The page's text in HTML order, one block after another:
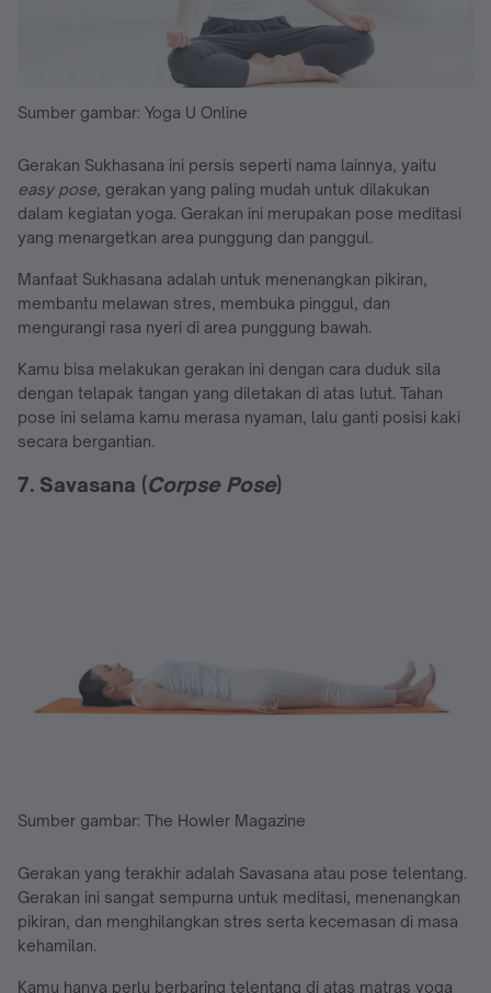
Sumber gambar: Yoga U Online
Gerakan Sukhasana ini persis seperti nama lainnya, yaitu
easy pose, gerakan yang paling mudah untuk dilakukan
dalam kegiatan yoga. Gerakan ini merupakan pose meditasi
yang menargetkan area punggung dan panggul.
Manfaat Sukhasana adalah untuk menenangkan pikiran,
membantu melawan stres, membuka pinggul, dan
mengurangi rasa nyeri di area punggung bawah.
Kamu bisa melakukan gerakan ini dengan cara duduk sila
dengan telapak tangan yang diletakan di atas lutut. Tahan
pose ini selama kamu merasa nyaman, lalu ganti posisi kaki
secara bergantian.
7. Savasana (Corpse Pose)
Sumber gambar: The Howler Magazine
Gerakan yang terakhir adalah Savasana atau pose telentang.
Gerakan ini sangat sempurna untuk meditasi, menenangkan
pikiran, dan menghilangkan stres serta kecemasan di masa
kehamilan.
Kamu hanya perlu berbaring telentang di atas matras yoga